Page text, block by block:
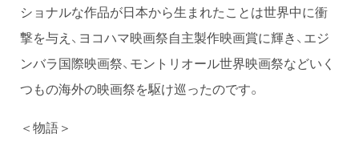
ショナルな作品が日本から生まれたことは世界中に衝
撃を与え、ヨコハマ映画祭自主製作映画賞に輝き、エジ
ンバラ国際映画祭、モントリオール世界映画祭などいく
つもの海外の映画祭を駆け巡ったのです。
＜物語＞